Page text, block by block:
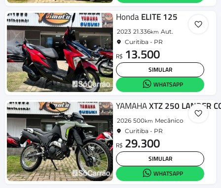
HondaELITE 125
2023 21.336km Aut.
Curitiba - PR
R$ 13.500
SIMULAR
WHATSAPP
YAMAHAXTZ 250 LANDER
2026 500km Mecânico
Curitiba - PR
R$ 29.300
SIMULAR
WHATSAPP